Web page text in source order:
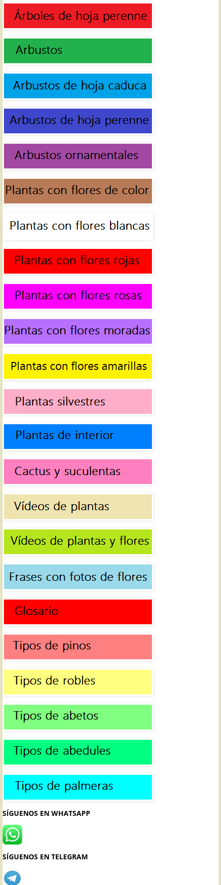
SÍGUENOS EN WHATSAPP
SÍGUENOS EN TELEGRAM